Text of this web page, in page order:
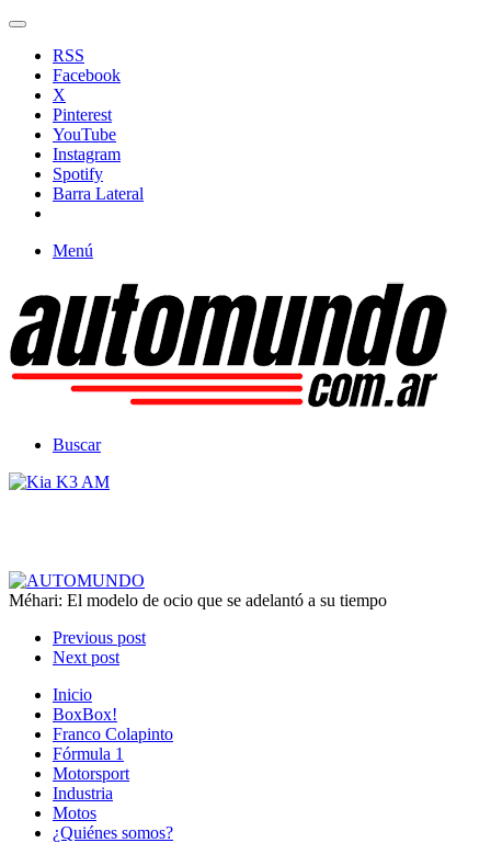
RSS
Facebook
X
Pinterest
YouTube
Instagram
Spotify
Barra Lateral
Menú
Buscar
Méhari: El modelo de ocio que se adelantó a su tiempo
Previous post
Next post
Inicio
BoxBox!
Franco Colapinto
Fórmula 1
Motorsport
Industria
Motos
¿Quiénes somos?